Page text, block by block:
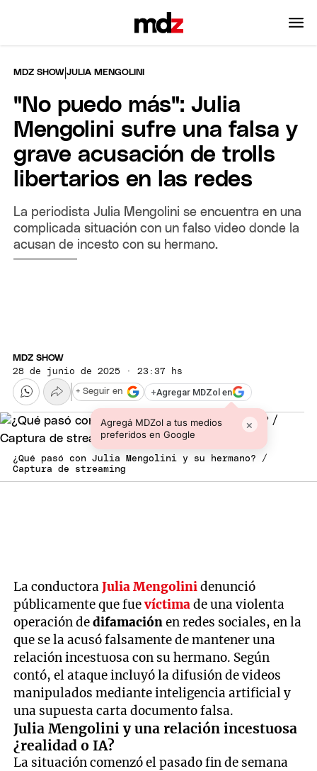
MDZ SHOW |JULIA MENGOLINI
"No puedo más": Julia
Mengolini sufre una falsa y
grave acusación de trolls
libertarios en las redes
La periodista Julia Mengolini se encuentra en una
complicada situación con un falso video donde la
acusan de incesto con su hermano.
MDZ SHOW
28 de junio de 2025 · 23:37 hs
+Agregar MDZol en
Agregá MDZol a tus medios
preferidos en Google
×
+ Seguir en
¿Qué pasó con Julia Mengolini y su hermano? /
Captura de streaming
La conductoraJulia Mengolinidenunció
públicamente que fuevíctimade una violenta
operación dedifamaciónen redes sociales, en la
que se la acusó falsamente de mantener una
relación incestuosa con su hermano. Según
contó, el ataque incluyó la difusión de videos
manipulados mediante inteligencia artificial y
una supuesta carta documento falsa.
Julia Mengolini y una relación incestuosa
¿realidad o IA?
La situación comenzó el pasado fin de semana